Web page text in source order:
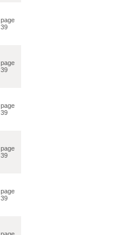
page
39
page
39
page
39
page
39
page
39